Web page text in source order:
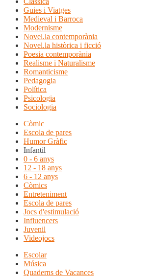
Guies i Viatges
Medieval i Barroca
Modernisme
Novel.la contemporània
Novel.la històrica i ficció
Poesia contemporània
Realisme i Naturalisme
Romanticisme
Pedagogia
Política
Psicologia
Sociologia
Còmic
Escola de pares
Humor Gràfic
Infantil
0 - 6 anys
12 - 18 anys
6 - 12 anys
Còmics
Entreteniment
Escola de pares
Jocs d'estimulació
Influencers
Juvenil
Videojocs
Escolar
Música
Quaderns de Vacances